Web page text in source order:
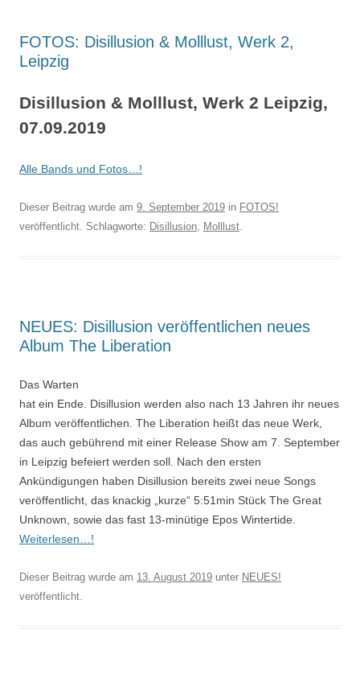
FOTOS: Disillusion & Molllust, Werk 2,
Leipzig
Disillusion & Molllust, Werk 2 Leipzig,
07.09.2019
Alle Bands und Fotos…!
Dieser Beitrag wurde am 9. September 2019 in FOTOS!
veröffentlicht. Schlagworte: Disillusion, Molllust.
NEUES: Disillusion veröffentlichen neues
Album The Liberation
Das Warten
hat ein Ende. Disillusion werden also nach 13 Jahren ihr neues
Album veröffentlichen. The Liberation heißt das neue Werk,
das auch gebührend mit einer Release Show am 7. September
in Leipzig befeiert werden soll. Nach den ersten
Ankündigungen haben Disillusion bereits zwei neue Songs
veröffentlicht, das knackig „kurze“ 5:51min Stück The Great
Unknown, sowie das fast 13-minütige Epos Wintertide.
Weiterlesen…!
Dieser Beitrag wurde am 13. August 2019 unter NEUES!
veröffentlicht.